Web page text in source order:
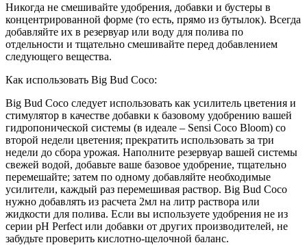
Никогда не смешивайте удобрения, добавки и бустеры в
концентрированной форме (то есть, прямо из бутылок). Всегда
добавляйте их в резервуар или воду для полива по
отдельности и тщательно смешивайте перед добавлением
следующего вещества.
Как использовать Big Bud Coco:
Big Bud Coco следует использовать как усилитель цветения и
стимулятор в качестве добавки к базовому удобрению вашей
гидропонической системы (в идеале – Sensi Coco Bloom) со
второй недели цветения; прекратить использовать за три
недели до сбора урожая. Наполните резервуар вашей системы
свежей водой, добавьте ваше базовое удобрение, тщательно
перемешайте; затем по одному добавляйте необходимые
усилители, каждый раз перемешивая раствор. Big Bud Coco
нужно добавлять из расчета 2мл на литр раствора или
жидкости для полива. Если вы используете удобрения не из
серии pH Perfect или добавки от других производителей, не
забудьте проверить кислотно-щелочной баланс.